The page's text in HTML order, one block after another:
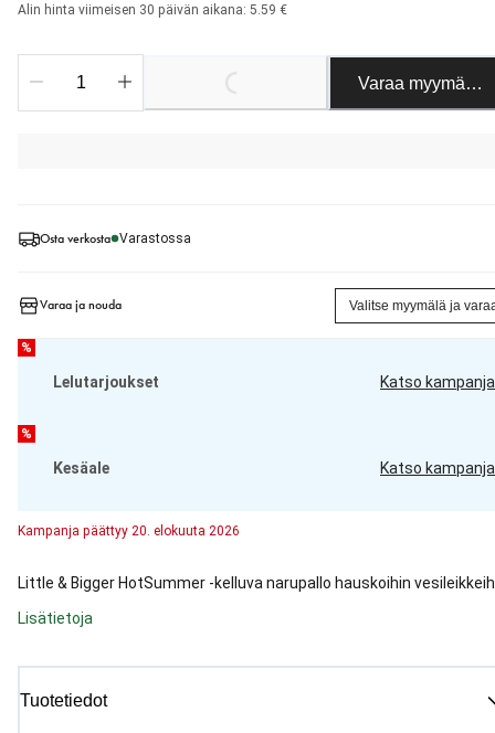
Osta verkosta Varastossa
Varaa ja nouda Valitse myymälä ja
%
Lelutarjoukset Katso kampanja
%
Kesäale Katso kampanja
Kampanja päättyy 20. elokuuta 2026
Little & Bigger HotSummer -kelluva narupallo hauskoihin
Lisätietoja
Tuotetiedot
Alin hinta viimeisen 30 päivän aikana: 5.59 €
Loading... Varaa